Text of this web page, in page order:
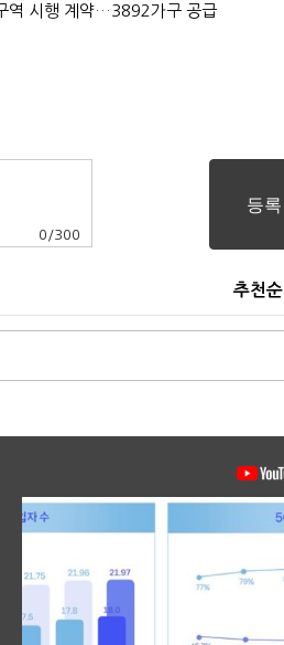
역 시행 계약…3892가구 공급
0 /300
추천순